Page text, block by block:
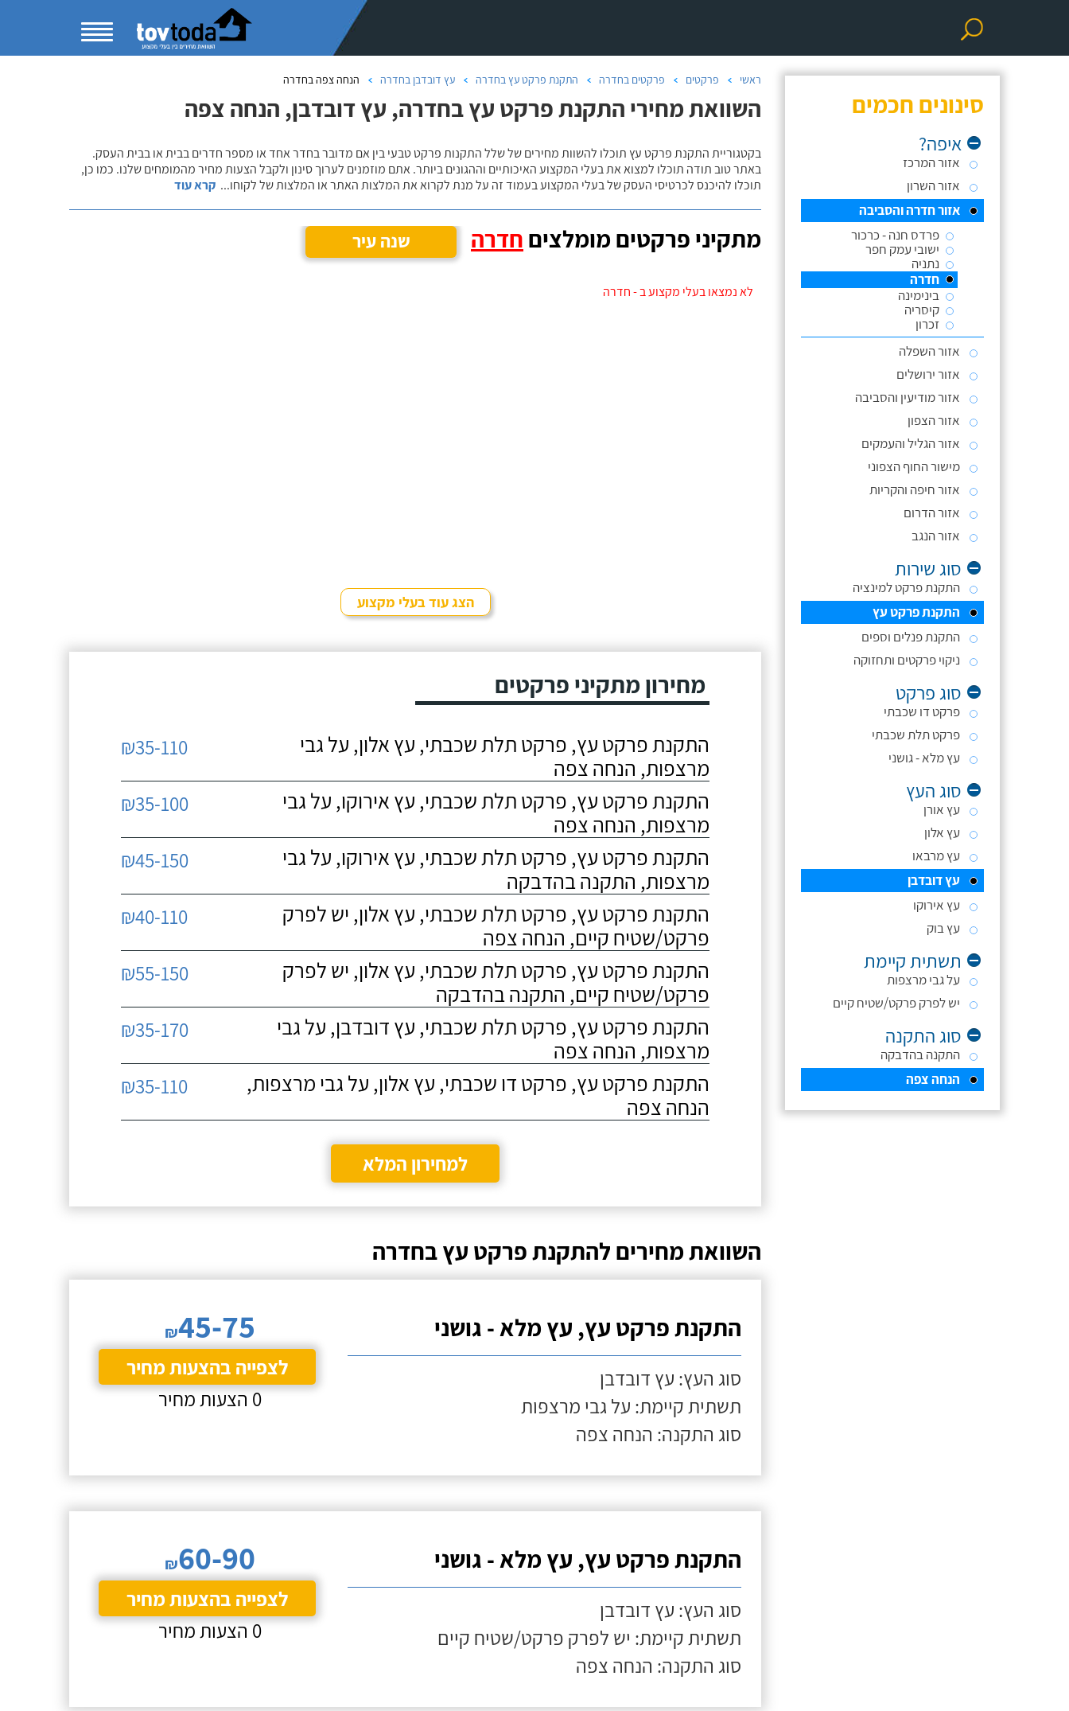
סינונים חכמים
איפה?
אזור המרכז
אזור השרון
אזור חדרה והסביבה
פרדס חנה - כרכור
ישובי עמק חפר
נתניה
חדרה
בינימינה
קיסריה
זכרון
אזור השפלה
אזור ירושלים
אזור מודיעין והסביבה
אזור הצפון
אזור הגליל והעמקים
מישור החוף הצפוני
אזור חיפה והקריות
אזור הדרום
אזור הנגב
סוג שירות
התקנת פרקט למינציה
התקנת פרקט עץ
התקנת פנלים וספים
ניקוי פרקטים ותחזוקה
סוג פרקט
פרקט דו שכבתי
פרקט תלת שכבתי
עץ מלא - גושני
סוג העץ
עץ אורן
עץ אלון
עץ מרבאו
עץ דובדבן
עץ אירוקו
עץ בוק
תשתית קיימת
על גבי מרצפות
יש לפרק פרקט/שטיח קיים
סוג התקנה
התקנה בהדבקה
הנחה צפה
ראשי פרקטים פרקטים בחדרה התקנת פרקט עץ בחדרה עץ דובדבן בחדרה הנחה צפה בחדרה
השוואת מחירי התקנת פרקט עץ בחדרה, עץ דובדבן, הנחה צפה
בקטגוריית התקנת פרקט עץ תוכלו להשוות מחירים של שלל התקנות פרקט טבעי בין אם מדובר בחדר אחד או מספר חדרים בבית או בבית העסק.
באתר טוב תודה תוכלו למצוא את בעלי המקצוע האיכותיים וההגונים ביותר. אתם מוזמנים לערוך סינון ולקבל הצעות מחיר מהמומחים שלנו. כמו כן,
תוכלו להיכנס לכרטיסי העסק של בעלי המקצוע בעמוד זה על מנת לקרוא את המלצות האתר או המלצות של לקוחו... קרא עוד
מתקיני פרקטים מומלצים חדרה שנה עיר
לא נמצאו בעלי מקצוע ב - חדרה
הצג עוד בעלי מקצוע
מחירון מתקיני פרקטים
התקנת פרקט עץ, פרקט תלת שכבתי, עץ אלון, על גבי
מרצפות, הנחה צפה
₪35-110
התקנת פרקט עץ, פרקט תלת שכבתי, עץ אירוקו, על גבי
מרצפות, הנחה צפה
₪35-100
התקנת פרקט עץ, פרקט תלת שכבתי, עץ אירוקו, על גבי
מרצפות, התקנה בהדבקה
₪45-150
התקנת פרקט עץ, פרקט תלת שכבתי, עץ אלון, יש לפרק
פרקט/שטיח קיים, הנחה צפה
₪40-110
התקנת פרקט עץ, פרקט תלת שכבתי, עץ אלון, יש לפרק
פרקט/שטיח קיים, התקנה בהדבקה
₪55-150
התקנת פרקט עץ, פרקט תלת שכבתי, עץ דובדבן, על גבי
מרצפות, הנחה צפה
₪35-170
התקנת פרקט עץ, פרקט דו שכבתי, עץ אלון, על גבי מרצפות,
הנחה צפה
₪35-110
למחירון המלא
השוואת מחירים להתקנת פרקט עץ בחדרה
התקנת פרקט עץ, עץ מלא - גושני
סוג העץ: עץ דובדבן
תשתית קיימת: על גבי מרצפות
סוג התקנה: הנחה צפה
₪45-75
לצפייה בהצעות מחיר
0 הצעות מחיר
התקנת פרקט עץ, עץ מלא - גושני
סוג העץ: עץ דובדבן
תשתית קיימת: יש לפרק פרקט/שטיח קיים
סוג התקנה: הנחה צפה
₪60-90
לצפייה בהצעות מחיר
0 הצעות מחיר